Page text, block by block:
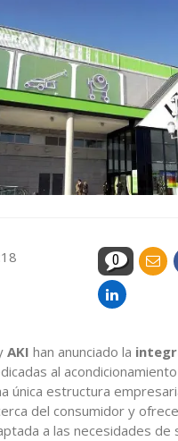
0
AKI han anunciado la
al
única estructura
del consumidor y
a las necesidades de